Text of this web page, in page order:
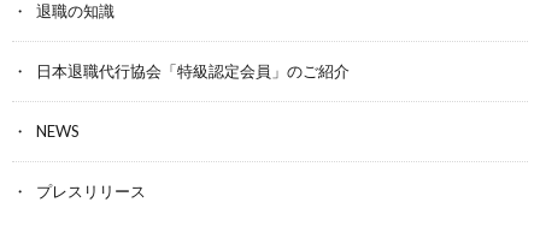
退職の知識
日本退職代行協会「特級認定会員」のご紹介
NEWS
プレスリリース